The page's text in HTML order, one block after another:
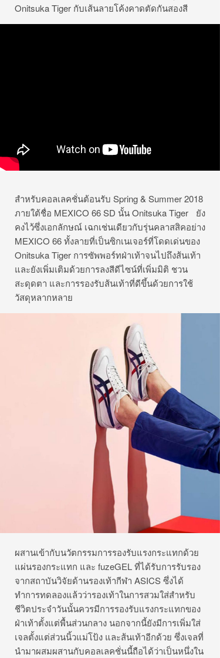
Onitsuka Tiger กับเส้นลายโค้งคาดตัดกันสองสี
สำหรับคอลเลคชั่นต้อนรับ Spring & Summer 2018
ภายใต้ชื่อ MEXICO 66 SD นั้น Onitsuka Tiger ยัง
คงไว้ซึ่งเอกลักษณ์ เฉกเช่นเดียวกับรุ่นคลาสสิคอย่าง
MEXICO 66 ทั้งลายที่เป็นซิกเนเจอร์ที่โดดเด่นของ
Onitsuka Tiger การซัพพอร์ทฝ่าเท้าจนไปถึงส้นเท้า
และยังเพิ่มเติมด้วยการลงสีดีไซน์ที่เพิ่มมิติ ชวน
สะดุดตา และการรองรับส้นเท้าที่ดีขึ้นด้วยการใช้
วัสดุหลากหลาย
ผสานเข้ากับนวัตกรรมการรองรับแรงกระแทกด้วย
แผ่นรองกระแทก และ fuzeGEL ที่ได้รับการรับรอง
จากสถาบันวิจัยด้านรองเท้ากีฬา ASICS ซึ่งได้
ทำการทดลองแล้วว่ารองเท้าในการสวมใส่สำหรับ
ชีวิตประจำวันนั้นควรมีการรองรับแรงกระแทกของ
ฝ่าเท้าตั้งแต่พื้นส่วนกลาง นอกจากนี้ยังมีการเพิ่มใส่
เจลตั้งแต่ส่วนนิ้วแม่โป้ง และส้นเท้าอีกด้วย ซึ่งเจลที่
นำมาผสมผสานกับคอลเลคชั่นนี้ถือได้ว่าเป็นหนึ่งใน